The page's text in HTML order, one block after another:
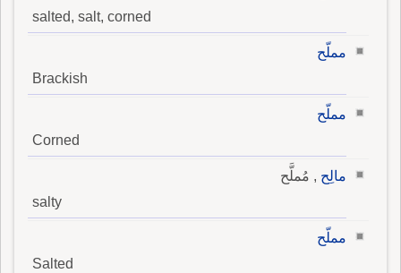
salted, salt, corned
مملّح
Brackish
مملّح
Corned
مالِح , مُملَّح
salty
مملّح
Salted